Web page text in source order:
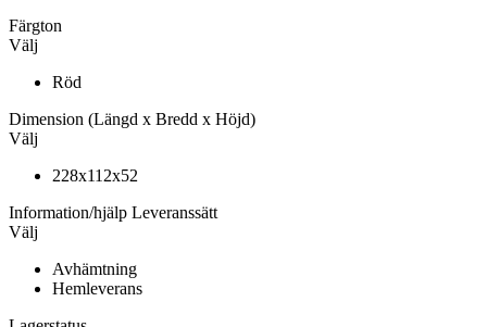
Färgton
Välj
Röd
Dimension (Längd x Bredd x Höjd)
Välj
228x112x52
Information/hjälp Leveranssätt
Välj
Avhämtning
Hemleverans